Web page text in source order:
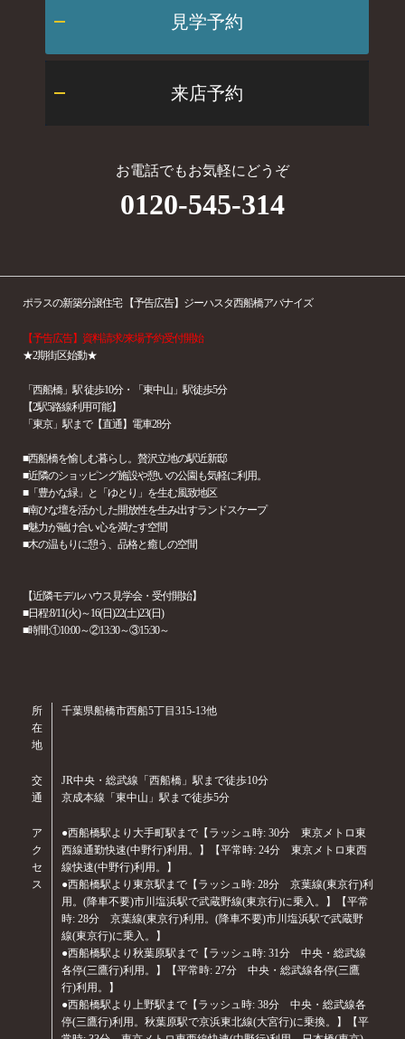
見学予約
来店予約
お電話でもお気軽にどうぞ
0120-545-314
ポラスの新築分譲住宅 【予告広告】ジーハスタ西船橋アバナイズ
【予告広告】資料請求/来場予約受付開始
★2期街区始動★
「西船橋」駅 徒歩10分・「東中山」駅徒歩5分
【2駅5路線利用可能】
「東京」駅まで【直通】電車28分
■西船橋を愉しむ暮らし。贅沢立地の駅近新邸
■近隣のショッピング施設や憩いの公園も気軽に利用。
■「豊かな緑」と「ゆとり」を生む風致地区
■南ひな壇を活かした開放性を生み出すランドスケープ
■魅力が融け合い心を満たす空間
■木の温もりに憩う、品格と癒しの空間
【近隣モデルハウス見学会・受付開始】
■日程:8/11(火)～16(日)22(土)23(日)
■時間:①10:00～②13:30～③15:30～
所
在
地
千葉県船橋市西船5丁目315-13他
交
通
JR中央・総武線「西船橋」駅まで徒歩10分
京成本線「東中山」駅まで徒歩5分
ア
ク
セ
ス
●西船橋駅より大手町駅まで【ラッシュ時: 30分 東京メトロ東
西線通勤快速(中野行)利用。】【平常時: 24分 東京メトロ東西
線快速(中野行)利用。】
●西船橋駅より東京駅まで【ラッシュ時: 28分 京葉線(東京行)利
用。(降車不要)市川塩浜駅で武蔵野線(東京行)に乗入。】【平常
時: 28分 京葉線(東京行)利用。(降車不要)市川塩浜駅で武蔵野
線(東京行)に乗入。】
●西船橋駅より秋葉原駅まで【ラッシュ時: 31分 中央・総武線
各停(三鷹行)利用。】【平常時: 27分 中央・総武線各停(三鷹
行)利用。】
●西船橋駅より上野駅まで【ラッシュ時: 38分 中央・総武線各
停(三鷹行)利用。秋葉原駅で京浜東北線(大宮行)に乗換。】【平